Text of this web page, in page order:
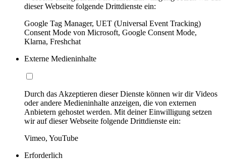
dieser Webseite folgende Drittdienste ein:
Google Tag Manager, UET (Universal Event Tracking)
Consent Mode von Microsoft, Google Consent Mode,
Klarna, Freshchat
Externe Medieninhalte
Durch das Akzeptieren dieser Dienste können wir dir Videos
oder andere Medieninhalte anzeigen, die von externen
Anbietern gehostet werden. Mit deiner Einwilligung setzen
wir auf dieser Webseite folgende Drittdienste ein:
Vimeo, YouTube
Erforderlich